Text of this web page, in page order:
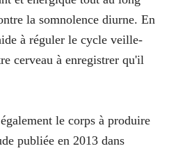
la somnolence diurne. En
à réguler le cycle veille-
cerveau à enregistrer qu'il
le corps à produire
publiée en 2013 dans